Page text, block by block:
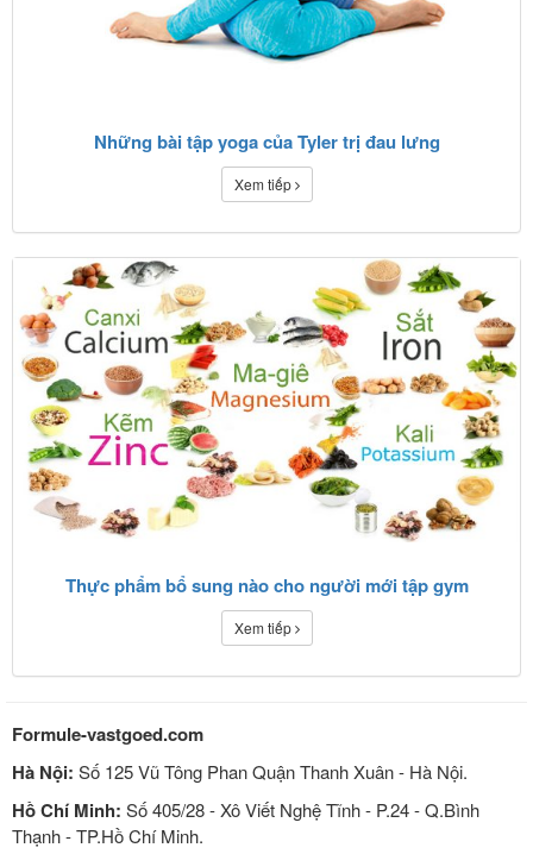
Những bài tập yoga của Tyler trị đau lưng
Xem tiếp
Thực phẩm bổ sung nào cho người mới tập gym
Xem tiếp
Formule-vastgoed.com
Hà Nội: Số 125 Vũ Tông Phan Quận Thanh Xuân - Hà Nội.
Hồ Chí Minh: Số 405/28 - Xô Viết Nghệ Tĩnh - P.24 - Q.Bình
Thạnh - TP.Hồ Chí Minh.